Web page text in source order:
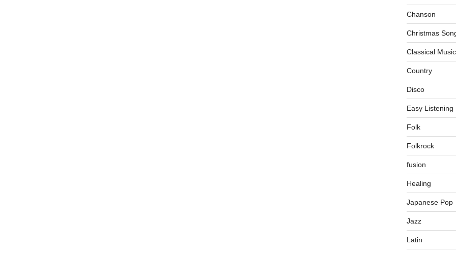
Chanson
Christmas
Classical Music
Country
Disco
Easy Listening
Folk
Folkrock
fusion
Healing
Japanese Pop
Jazz
Latin